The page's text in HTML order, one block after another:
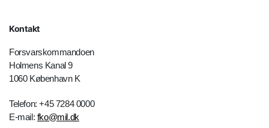
Kontakt
Forsvarskommandoen
Holmens Kanal 9
1060 København K
Telefon: +45 7284 0000
E-mail: fko@mil.dk